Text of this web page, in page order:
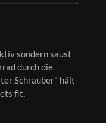
sondern saust
durch die
Schrauber" hält
fit.